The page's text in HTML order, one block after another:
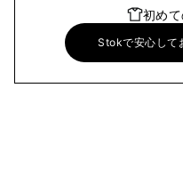
初め
Stokで安心して